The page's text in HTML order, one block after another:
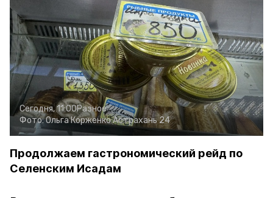
Сегодня, 11:00Разное
Фото:Ольга КорженкоАстрахань 24
Продолжаем гастрономический рейд по
Селенским Исадам